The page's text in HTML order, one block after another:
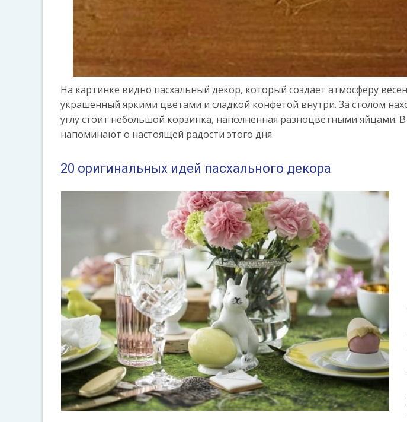
На картинке видно пасхальный декор, который создает атмосферу
украшенный яркими цветами и сладкой конфетой внутри. За столом
углу стоит небольшой корзинка, наполненная разноцветными яйцами.
напоминают о настоящей радости этого дня.
20 оригинальных идей пасхального декора